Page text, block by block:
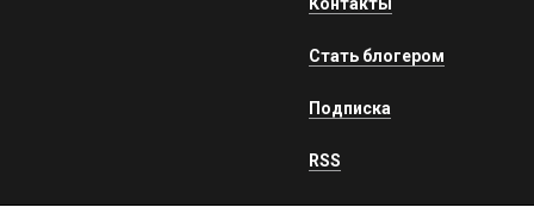
Стать блогером
Подписка
RSS